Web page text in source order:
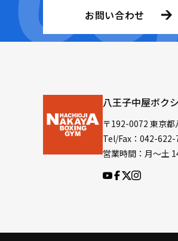
お問い合わせ
八王子中屋ボク
〒192-0072 東京
Tel/Fax：042-622-
営業時間：月〜土